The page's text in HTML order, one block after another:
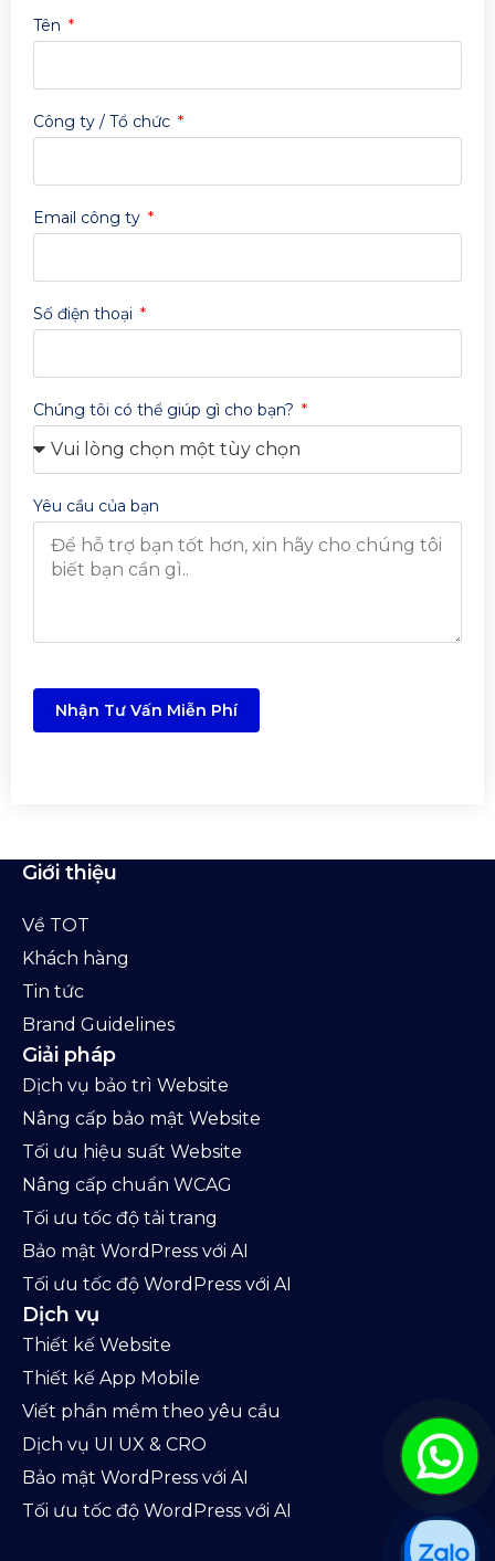
Tên
Công ty / Tổ chức
Email công ty
Số điện thoại
Chúng tôi có thể giúp gì cho bạn?
Yêu cầu của bạn
Nhận Tư Vấn Miễn Phí
Dịch vụ
Thiết kế Website
Thiết kế App Mobile
Viết phần mềm theo yêu cầu
Dịch vụ UI UX & CRO
Bảo mật WordPress với AI
Tối ưu tốc độ WordPress với AI
Giải pháp
Dịch vụ bảo trì Website
Nâng cấp bảo mật Website
Tối ưu hiệu suất Website
Nâng cấp chuẩn WCAG
Tối ưu tốc độ tải trang
Bảo mật WordPress với AI
Tối ưu tốc độ WordPress với AI
Giới thiệu
Về TOT
Khách hàng
Tin tức
Brand Guidelines